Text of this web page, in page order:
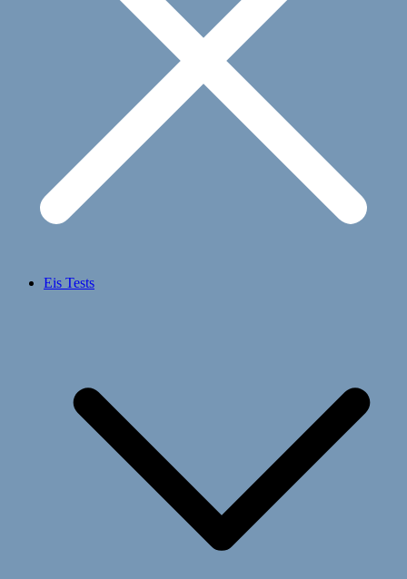
Eis Tests